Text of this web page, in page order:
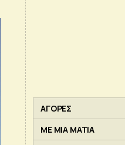
ΑΓΟΡΕΣ
ΜΕ ΜΙΑ ΜΑΤΙΑ